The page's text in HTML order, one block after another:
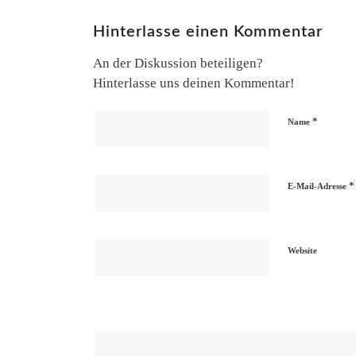
Hinterlasse einen Kommentar
An der Diskussion beteiligen?
Hinterlasse uns deinen Kommentar!
Name*
E-Mail-Adresse*
Website